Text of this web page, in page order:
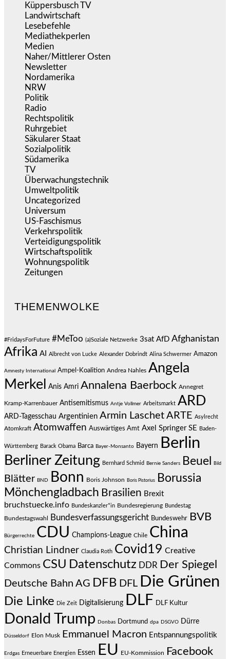
Küppersbusch TV
Landwirtschaft
Lesebefehle
Mediathekperlen
Medien
Naher/Mittlerer Osten
Newsletter
Nordamerika
NRW
Politik
Radio
Rechtspolitik
Ruhrgebiet
Säkularer Staat
Sozialpolitik
Südamerika
TV
Überwachungstechnik
Umweltpolitik
Uncategorized
Universum
US-Faschismus
Verkehrspolitik
Verteidigungspolitik
Wirtschaftspolitik
Wohnungspolitik
Zeitungen
THEMENWOLKE
#FridaysForFuture #MeToo (a)Soziale Netzwerke 3sat AfD Afghanistan
Afrika AI Albrecht von Lucke Alexander Dobrindt Alina Schwermer Amazon
Amnesty International Ampel-Koalition Andrea Nahles Angela
Merkel
Anis Amri Annalena Baerbock Annegret
Kramp-Karrenbauer Antisemitismus Antje Vollmer Arbeitsmarkt ARD
ARD-Tagesschau Argentinien Armin Laschet ARTE Asylrecht
Atomkraft Atomwaffen Auswärtiges Amt Axel Springer SE Baden-
Württemberg Barack Obama Barca Bayer-Monsanto Bayern Berlin
Berliner Zeitung Bernhard Schmid Bernie Sanders Beuel Bild
Blätter BND Bonn Boris Johnson Boris Pistorius
Borussia
Mönchengladbach Brasilien Brexit
bruchstuecke.info Bundeskanzler*in Bundesregierung Bundestag
Bundestagswahl Bundesverfassungsgericht Bundeswehr BVB
Bürgerrechte CDU Champions-League Chile China
Christian Lindner Claudia Roth Covid19 Creative
Commons CSU Datenschutz DDR Der Spiegel
Deutsche Bahn AG DFB DFL Die Grünen
Die Linke Die Zeit Digitalisierung DLF DLF Kultur
Donald Trump Donbas Dortmund dpa DSGVO Dürre
Düsseldorf Elon Musk Emmanuel Macron Entspannungspolitik
Erdgas Erneuerbare Energien Essen EU EU-Kommission
Facebook